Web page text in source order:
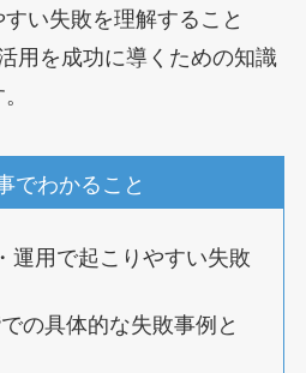
い失敗を理解すること
用を成功に導くための知識
でわかること
運用で起こりやすい失敗
の具体的な失敗事例と